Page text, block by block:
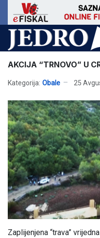
AKCIJA “TRNOVO” U
Kategorija: Obale 25
Zaplijenjena “trava”